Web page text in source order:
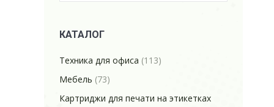
КАТАЛОГ
Техника для офиса (113)
Мебель (73)
Картриджи для печати на этикетках